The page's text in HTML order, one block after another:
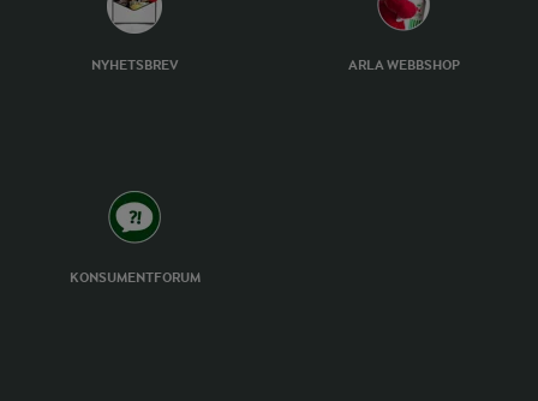
NYHETSBREV ARLA WEBBSHOP
KONSUMENTFORUM